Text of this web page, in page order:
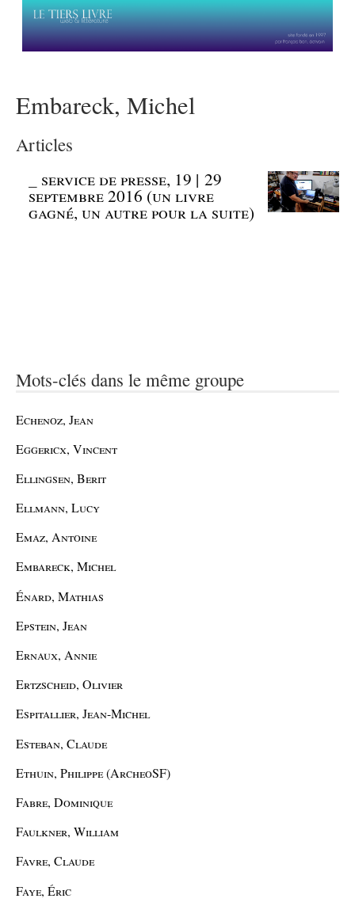
Embareck, Michel
Articles
service de presse, 19 | 29
septembre 2016 (un livre
gagné, un autre pour la suite)
Mots-clés dans le même groupe
Echenoz, Jean
Eggericx, Vincent
Ellingsen, Berit
Ellmann, Lucy
Emaz, Antoine
Embareck, Michel
Énard, Mathias
Epstein, Jean
Ernaux, Annie
Ertzscheid, Olivier
Espitallier, Jean-Michel
Esteban, Claude
Ethuin, Philippe (ArcheoSF)
Fabre, Dominique
Faulkner, William
Favre, Claude
Faye, Éric